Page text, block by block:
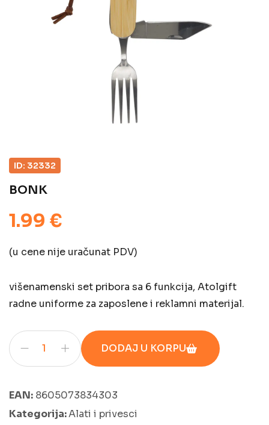
ID: 32332
BONK
1.99 €
(u cene nije uračunat PDV)
višenamenski set pribora sa 6 funkcija, Atolgift
radne uniforme za zaposlene i reklamni materijal.
DODAJ U KORPU
EAN: 8605073834303
Kategorija:Alati i privesci